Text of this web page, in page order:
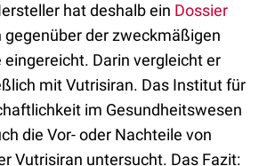
hat deshalb ein Dossier
der zweckmäßigen
Darin vergleicht er
mit Vutrisiran. Das Institut für
im Gesundheitswesen
die Vor- oder Nachteile von
Vutrisiran untersucht. Das Fazit: